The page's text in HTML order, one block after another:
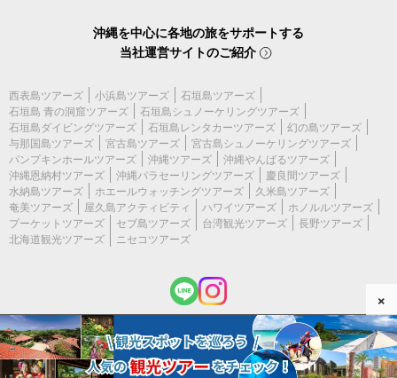
沖縄を中心に各地の旅をサポートする
当社運営サイトのご紹介
西表島ツアーズ 小浜島ツアーズ
石垣島ツアーズ
石垣島 青の洞窟ツアーズ
石垣島シュノーケリングツアーズ
石垣島ダイビングツアーズ
石垣島レンタカーツアーズ
幻の島ツアーズ
与那国島ツアーズ
宮古島ツアーズ
宮古島シュノーケリングツアーズ
パンプキンホールツアーズ
沖縄ツアーズ
沖縄やんばるツアーズ
沖縄恩納村ツアーズ
沖縄パラセーリングツアーズ
慶良間ツアーズ
水納島ツアーズ
ホエールウォッチングツアーズ
久米島ツアーズ
奄美ツアーズ
屋久島アクティビティ ハワイツアーズ
ホノルルツアーズ
プーケットツアーズ
セブ島ツアーズ 台湾観光ツアーズ
長野ツアーズ
北海道観光ツアーズ
ニセコツアーズ
(c) 2026 沖縄ツアーズ All Rights Reserved.
×